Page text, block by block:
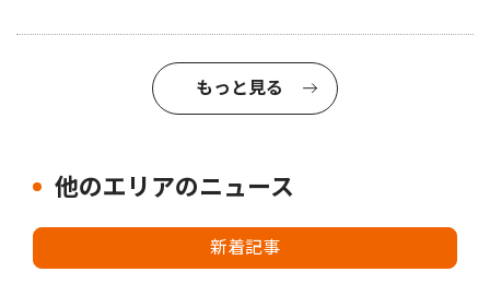
もっと見る
他のエリアのニュース
新着記事